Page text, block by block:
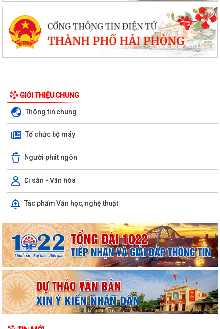
GIỚI THIỆU CHUNG
Thông tin chung
Tổ chức bộ máy
Người phát ngôn
Di sản - Văn hóa
Tác phẩm Văn học, nghệ thuật
PHƯỜNG NGÔ QUYỀN THÔNG TIN VỀ VỤ CHÁY TẠI ĐƯỜNG TRẦN
KHÁNH DƯ
DANH SÁCH ĐĂNG KÝ KINH DOANH THÁNG 7/2026
Phường Ngô Quyền trao tặng sách giáo khoa, đồng phục cho 307 học
sinh có hoàn cảnh khó khăn trước...
Phường Ngô Quyền đẩy mạnh công tác phòng, chống ma túy và nhân
rộng các mô hình an ninh trật tự tại...